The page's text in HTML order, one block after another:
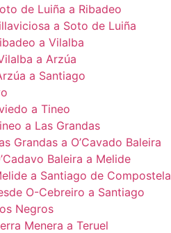
de Luiña a Ribadeo
a Soto de Luiña
a Vilalba
a Arzúa
a Santiago
a Tineo
a Las Grandas
Grandas a O’Cavado Baleira
Baleira a Melide
a Santiago de Compostela
O-Cebreiro a Santiago
Negros
Menera a Teruel